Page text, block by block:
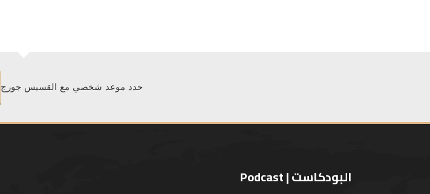
حدد موعد شخصي مع القسيس جورج
البودكاست | Podcast